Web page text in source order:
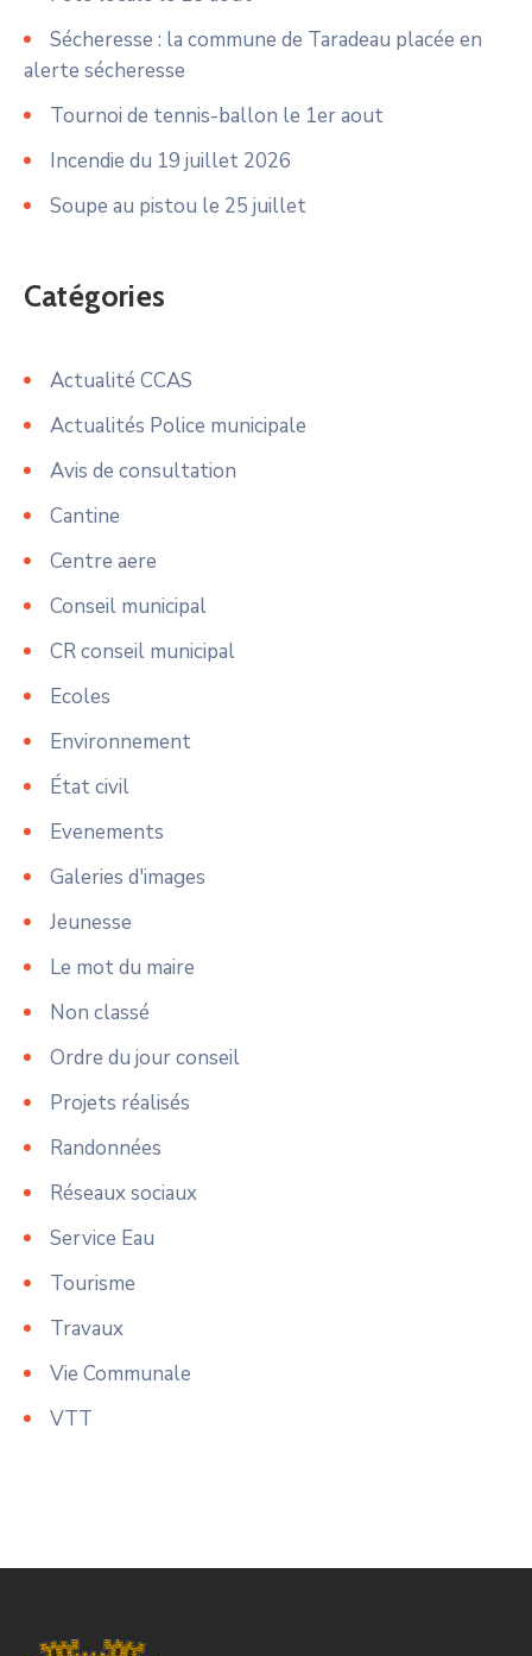
Sécheresse : la commune de Taradeau placée en
alerte sécheresse
Tournoi de tennis-ballon le 1er aout
Incendie du 19 juillet 2026
Soupe au pistou le 25 juillet
Catégories
Actualité CCAS
Actualités Police municipale
Avis de consultation
Cantine
Centre aere
Conseil municipal
CR conseil municipal
Ecoles
Environnement
État civil
Evenements
Galeries d'images
Jeunesse
Le mot du maire
Non classé
Ordre du jour conseil
Projets réalisés
Randonnées
Réseaux sociaux
Service Eau
Tourisme
Travaux
Vie Communale
VTT